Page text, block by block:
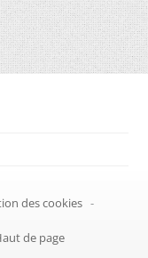
des cookies -
de page